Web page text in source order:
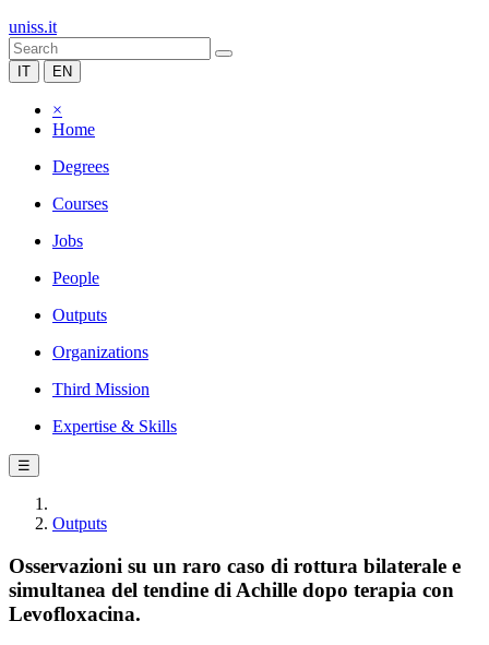
uniss.it
IT EN
×
Home
Degrees
Courses
Jobs
People
Outputs
Organizations
Third Mission
Expertise & Skills
☰
Outputs
Osservazioni su un raro caso di rottura bilaterale e
simultanea del tendine di Achille dopo terapia con
Levofloxacina.